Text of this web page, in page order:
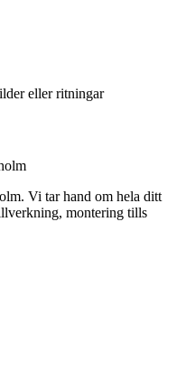
eller ritningar
Vi tar hand om hela ditt
montering tills